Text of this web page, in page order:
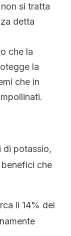
si tratta
detta
che la
la
che in
di potassio,
che
il 14% del